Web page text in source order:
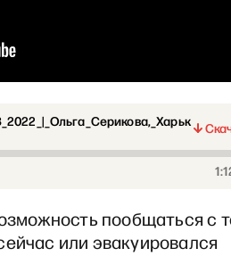
пообщаться с
или эвакуировался